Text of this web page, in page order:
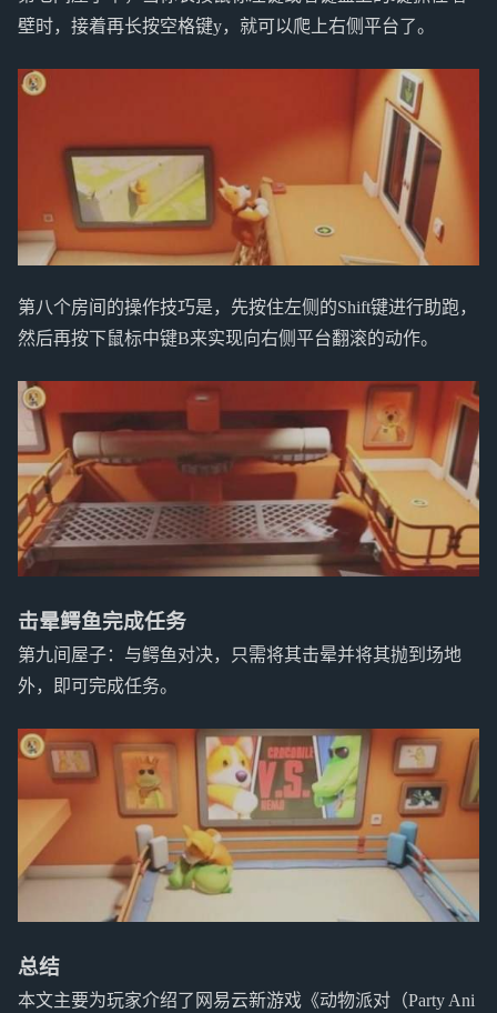
壁时，接着再长按空格键y，就可以爬上右侧平台了。
第八个房间的操作技巧是，先按住左侧的Shift键进行助跑，
然后再按下鼠标中键B来实现向右侧平台翻滚的动作。
击晕鳄鱼完成任务
第九间屋子：与鳄鱼对决，只需将其击晕并将其抛到场地
外，即可完成任务。
总结
本文主要为玩家介绍了网易云新游戏《动物派对（Party Ani